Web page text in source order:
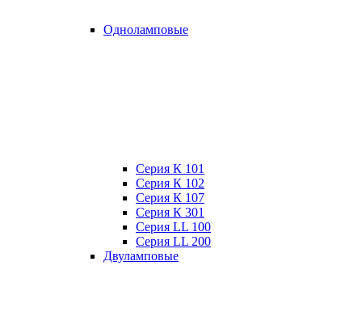
Одноламповые
Серия К 101
Серия К 102
Серия К 107
Серия К 301
Серия LL 100
Серия LL 200
Двуламповые